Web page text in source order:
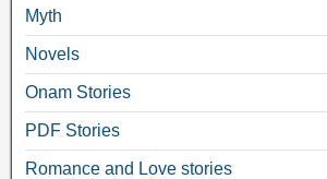
Myth
Novels
Onam Stories
PDF Stories
Romance and Love stories